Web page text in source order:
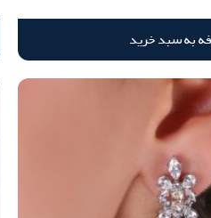
به سبد خرید